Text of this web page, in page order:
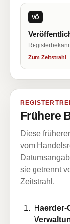
VÖ
Zum Zeitstrahl
Frühere
Diese
vom
sie getrennt
Zeitstrahl.